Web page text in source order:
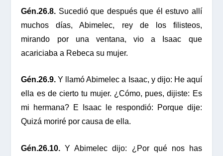
Gén.26.8. Sucedió que después que él estuvo allí
muchos días, Abimelec, rey de los filisteos,
mirando por una ventana, vio a Isaac que
acariciaba a Rebeca su mujer.
Gén.26.9. Y llamó Abimelec a Isaac, y dijo: He aquí
ella es de cierto tu mujer. ¿Cómo, pues, dijiste: Es
mi hermana? E Isaac le respondió: Porque dije:
Quizá moriré por causa de ella.
Gén.26.10. Y Abimelec dijo: ¿Por qué nos has